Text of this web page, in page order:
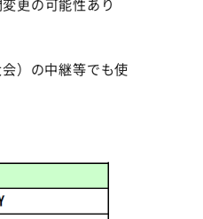
）の中継等でも使